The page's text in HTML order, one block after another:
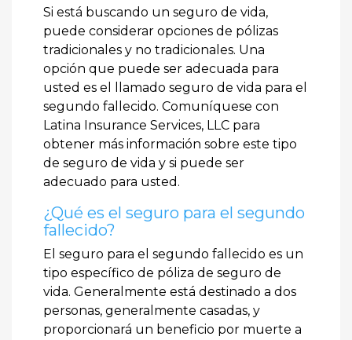
Si está buscando un seguro de vida,
puede considerar opciones de pólizas
tradicionales y no tradicionales. Una
opción que puede ser adecuada para
usted es el llamado seguro de vida para el
segundo fallecido. Comuníquese con
Latina Insurance Services, LLC para
obtener más información sobre este tipo
de seguro de vida y si puede ser
adecuado para usted.
¿Qué es el seguro para el segundo
fallecido?
El seguro para el segundo fallecido es un
tipo específico de póliza de seguro de
vida. Generalmente está destinado a dos
personas, generalmente casadas, y
proporcionará un beneficio por muerte a